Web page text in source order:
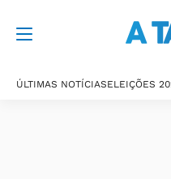
ÚLTIMAS NOTÍCIASELEIÇÕES